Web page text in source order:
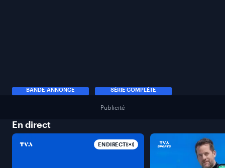
BANDE-ANNONCE SÉRIE COMPLÈTE
Publicité
En direct
EN DIRECT